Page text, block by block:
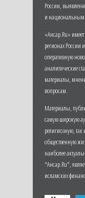
России,
и национальным
«Ансар.Ru»
регионах России
оперативную
аналитические
материалы,
вопросам.
Материалы,
самую широкую
религиозную,
общественную
наиболее
"Ансар.Ru",
исламских